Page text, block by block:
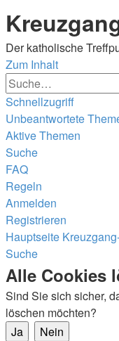
Der katholische
Zum Inhalt
Schnellzugriff
Unbeantwortete
Aktive Themen
Suche
FAQ
Regeln
Anmelden
Registrieren
Hauptseite
Suche
Alle Cookies
Sind Sie sich sicher,
löschen möchten?